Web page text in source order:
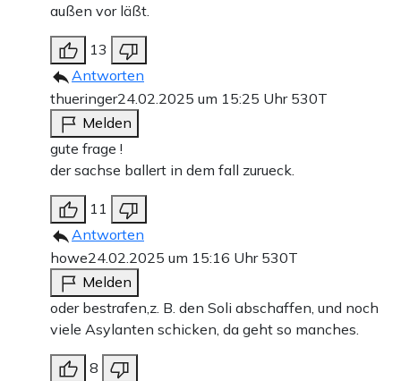
außen vor läßt.
13
Antworten
thueringer24.02.2025 um 15:25 Uhr 530T
Melden
gute frage !
der sachse ballert in dem fall zurueck.
11
Antworten
howe24.02.2025 um 15:16 Uhr 530T
Melden
oder bestrafen,z. B. den Soli abschaffen, und noch
viele Asylanten schicken, da geht so manches.
8